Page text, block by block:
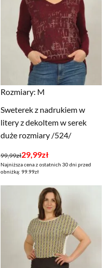
Rozmiary: M
Sweterek z nadrukiem w
litery z dekoltem w serek
duże rozmiary /524/
99,99zł
Pierwotna
cena
29,99zł
Aktualna
cena
Najniższa cena z ostatnich 30 dni przed
obniżką: 99.99zł